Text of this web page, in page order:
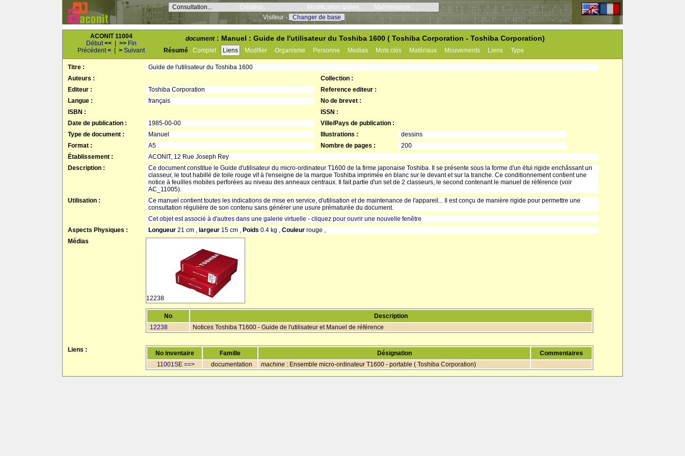
Consultation... Création... Modification tables...
Maintenance...
Visiteur -
_Changer de base_
ACONIT 11004
Début<< >>Fin
Précédent< > Suivant
document: Manuel : Guide de l'utilisateur du Toshiba 1600 ( Toshiba Corporation - Toshiba Corporation)
Résumé Complet Liens Modifier Organisme Personne Medias Mots clés Matériaux Mouvements Liens Type
Titre :
Guide de l'utilisateur du Toshiba 1600
Auteurs :
Collection :
Editeur :
Toshiba Corporation
Reference editeur :
Langue :
français
No de brevet :
ISBN :
ISSN :
Date de publication :
1985-00-00
Ville/Pays de publication :
Type de document :
Manuel Illustrations :
dessins
Format :
A5 Nombre de pages :
200
Établissement :
ACONIT, 12 Rue Joseph Rey
Description :
Ce document constitue le Guide d'utilisateur du micro-ordinateur T1600 de la firme japonaise Toshiba. Il se présente sous la forme d'un étui rigide enchâssant un
classeur, le tout habillé de toile rouge vif à l'enseigne de la marque Toshiba imprimée en blanc sur le devant et sur la tranche. Ce conditionnement contient une
notice à feuilles mobiles perforées au niveau des anneaux centraux. Il fait partie d'un set de 2 classeurs, le second contenant le manuel de référence (voir
AC_11005).
Utilisation :
Ce manuel contient toutes les indications de mise en service, d'utilisation et de maintenance de l'appareil... Il est conçu de manière rigide pour permettre une
consultation régulière de son contenu sans générer une usure prématurée du document.
Cet objet est associé à d'autres dans une galerie virtuelle - cliquez pour ouvrir une nouvelle fenêtre
Aspects Physiques :
Longueur 21 cm , largeur 15 cm , Poids 0.4 kg , Couleur rouge ,
Médias
12238
No
Description
12238
Notices Toshiba T1600 - Guide de l'utilisateur et Manuel de référence
Liens : No inventaire Famille Désignation
Commentaires
11001SE ==>
documentation machine : Ensemble micro-ordinateur T1600 - portable ( Toshiba Corporation)